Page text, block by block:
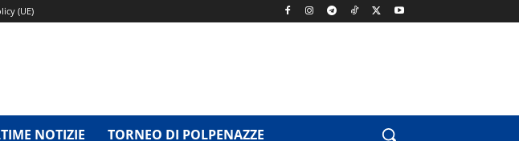
(UE)
NOTIZIE TORNEO DI POLPENAZZE